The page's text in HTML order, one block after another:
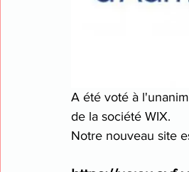
A été voté à
de la société WIX.
Notre nouveau site